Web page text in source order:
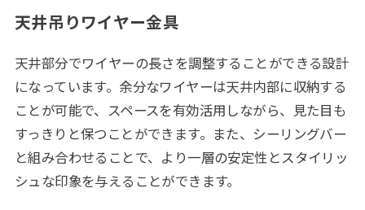
天井吊りワイヤー金具
天井部分でワイヤーの長さを調整することができる設計
になっています。余分なワイヤーは天井内部に収納する
ことが可能で、スペースを有効活用しながら、見た目も
すっきりと保つことができます。また、シーリングバー
と組み合わせることで、より一層の安定性とスタイリッ
シュな印象を与えることができます。